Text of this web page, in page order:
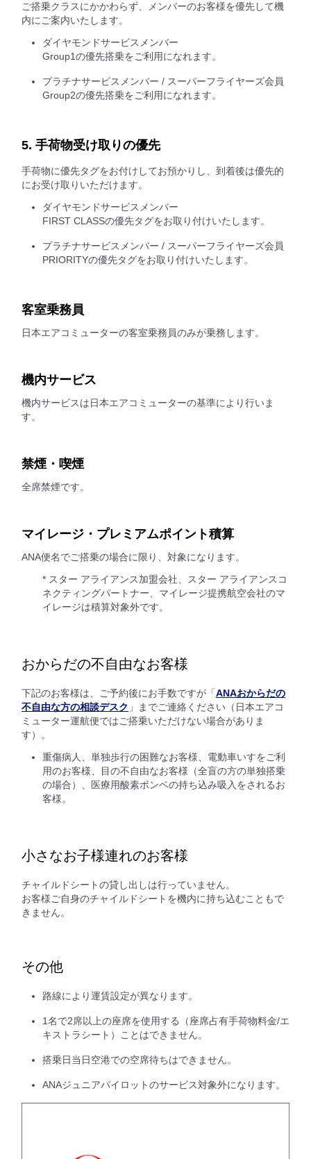
ご搭乗クラスにかかわらず、メンバーのお客様を優先して機
内にご案内いたします。
ダイヤモンドサービスメンバー
Group1の優先搭乗をご利用になれます。
プラチナサービスメンバー / スーパーフライヤーズ会員
Group2の優先搭乗をご利用になれます。
5. 手荷物受け取りの優先
手荷物に優先タグをお付けしてお預かりし、到着後は優先的
にお受け取りいただけます。
ダイヤモンドサービスメンバー
FIRST CLASSの優先タグをお取り付けいたします。
プラチナサービスメンバー / スーパーフライヤーズ会員
PRIORITYの優先タグをお取り付けいたします。
客室乗務員
日本エアコミューターの客室乗務員のみが乗務します。
機内サービス
機内サービスは日本エアコミューターの基準により行いま
す。
禁煙・喫煙
全席禁煙です。
マイレージ・プレミアムポイント積算
ANA便名でご搭乗の場合に限り、対象になります。
* スター アライアンス加盟会社、スター アライアンスコ
ネクティングパートナー、マイレージ提携航空会社のマ
イレージは積算対象外です。
おからだの不自由なお客様
下記のお客様は、ご予約後にお手数ですが「 ANAおからだの
不自由な方の相談デスク 」までご連絡ください（日本エアコ
ミューター運航便ではご搭乗いただけない場合がありま
す）。
重傷病人、単独歩行の困難なお客様、電動車いすをご利
用のお客様、目の不自由なお客様（全盲の方の単独搭乗
の場合）、医療用酸素ボンベの持ち込み吸入をされるお
客様。
小さなお子様連れのお客様
チャイルドシートの貸し出しは行っていません。
お客様ご自身のチャイルドシートを機内に持ち込むこともで
きません。
その他
路線により運賃設定が異なります。
1名で2席以上の座席を使用する（座席占有手荷物料金/エ
キストラシート）ことはできません。
搭乗日当日空港での空席待ちはできません。
ANAジュニアパイロットのサービス対象外になります。